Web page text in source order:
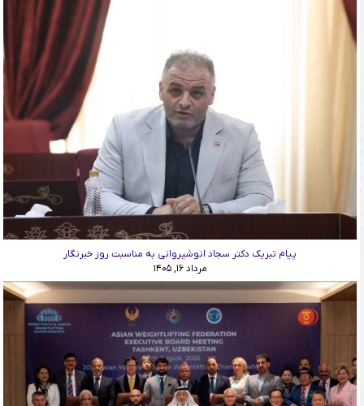
پیام تبریک دکتر سجاد انوشیروانی به مناسبت روز خبرنگار
مرداد ۱۶, ۱۴۰۵